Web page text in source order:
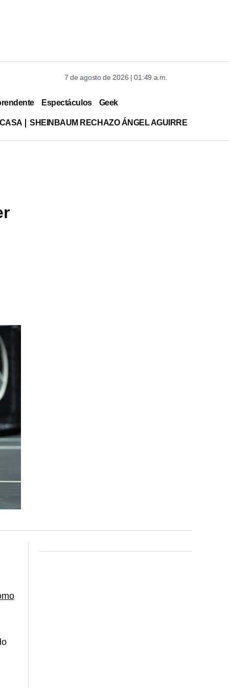
7 de agosto de 2026 | 01:49 a.m.
Espectáculos Geek
SHEINBAUM RECHAZO ÁNGEL AGUIRRE